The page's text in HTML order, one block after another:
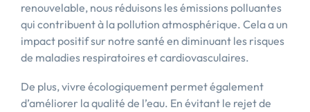
renouvelable, nous réduisons les émissions polluantes
qui contribuent à la pollution atmosphérique. Cela a un
impact positif sur notre santé en diminuant les risques
de maladies respiratoires et cardiovasculaires.
De plus, vivre écologiquement permet également
d’améliorer la qualité de l’eau. En évitant le rejet de